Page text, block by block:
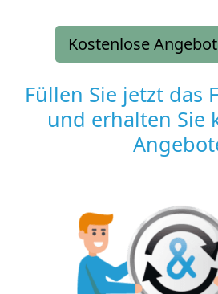
Kostenlose
Füllen Sie jetzt das
und erhalten Sie